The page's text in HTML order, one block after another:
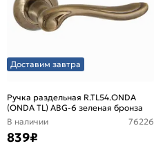
Доставим завтра
Ручка раздельная R.TL54.ONDA
(ONDA TL) ABG-6 зеленая бронза
В наличии
76226
839₽